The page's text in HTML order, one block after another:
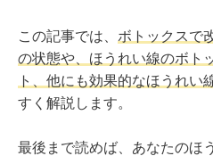
この記事では、 ボトックスで
の状態や、ほうれい線のボト
ト、他にも効果的なほうれい
すく解説します。
最後まで読めば、あなたのほ